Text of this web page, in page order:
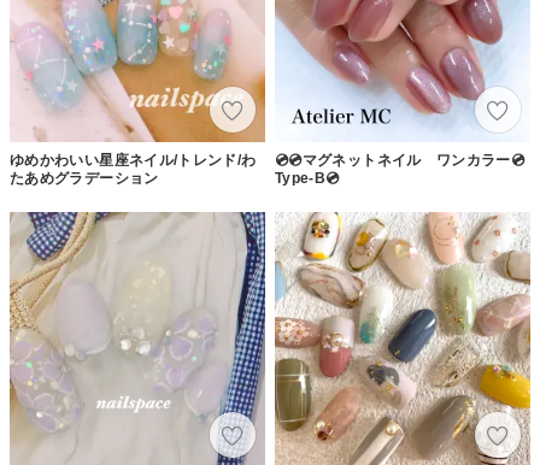
ゆめかわいい星座ネイル/トレンド/わ
たあめグラデーション
💿💿マグネットネイル ワンカラー💿
Type-B💿